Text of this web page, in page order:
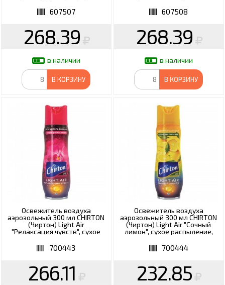
607507
268.39
в наличии
В КОРЗИНУ
607508
268.39
в наличии
В КОРЗИНУ
Освежитель воздуха
аэрозольный 300 мл CHIRTON
(Чиртон) Light Air
"Релаксация чувств", сухое
4607145645590
700443
266.11
Освежитель воздуха
аэрозольный 300 мл CHIRTON
(Чиртон) Light Air "Сочный
лимон", сухое распыление,
700444
232.85